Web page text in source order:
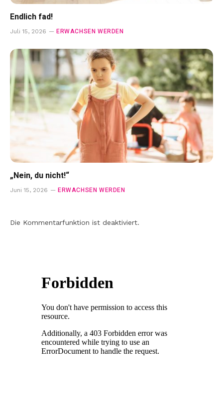
Endlich fad!
Juli 15, 2026 ERWACHSEN WERDEN
„Nein, du nicht!“
Juni 15, 2026 ERWACHSEN WERDEN
Die Kommentarfunktion ist deaktiviert.